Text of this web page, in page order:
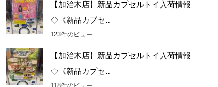
【加治木店】新品カプセルトイ入荷情報
◇《新品カプセ...
123件のビュー
【加治木店】新品カプセルトイ入荷情報
◇《新品カプセ...
118件のビュー